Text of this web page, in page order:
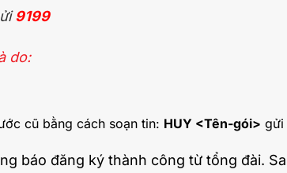
9199
do:
cũ bằng cách soạn tin: HUY <Tên-gói> gửi
báo đăng ký thành công từ tổng đài.